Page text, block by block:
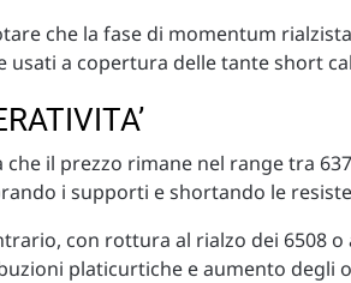
che la fase di momentum
usati a copertura delle tante short
che il prezzo rimane nel range tra
i supporti e shortando le
con rottura al rialzo dei 6508
platicurtiche e aumento